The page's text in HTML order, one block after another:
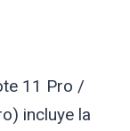
11 Pro /
) incluye la